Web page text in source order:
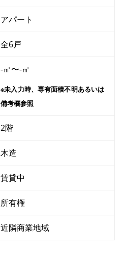
アパート
全6戸
-㎡〜-㎡
※未入力時、専有面積不明あるいは
備考欄参照
2階
木造
賃貸中
所有権
近隣商業地域